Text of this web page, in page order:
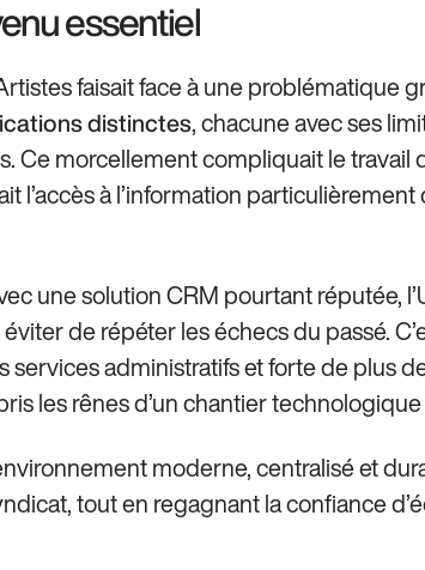
essentiel
faisait face à une problématique
distinctes, chacune avec ses
Ce morcellement compliquait le travail
l’accès à l’information
une solution CRM pourtant réputée,
de répéter les échecs du passé.
services administratifs et forte de plus
les rênes d’un chantier
moderne, centralisé et
tout en regagnant la confiance